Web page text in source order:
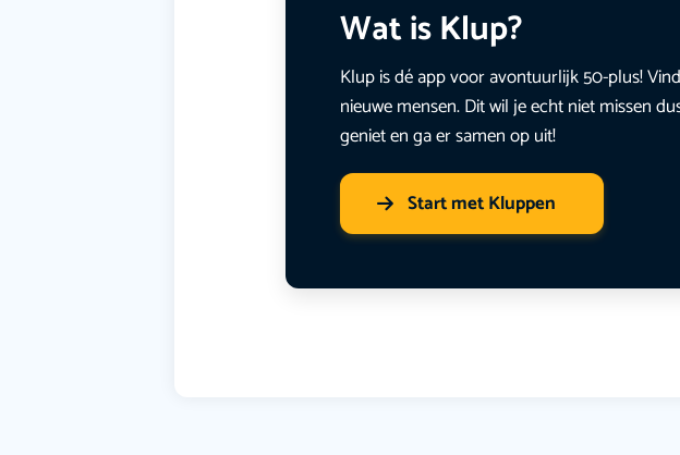
Wat is Klup?
Klup is dé app voor avontuurlijk 50-plus!
nieuwe mensen. Dit wil je echt niet missen
geniet en ga er samen op uit!
Start met Kluppen